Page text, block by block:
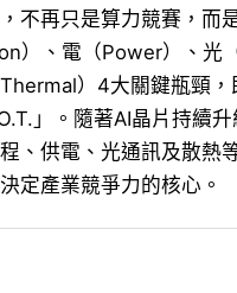
不再只是算力競賽，而
）、電（Power）、光
）4大關鍵瓶頸，
」。隨著AI晶片持續
、供電、光通訊及散熱
定產業競爭力的核心。